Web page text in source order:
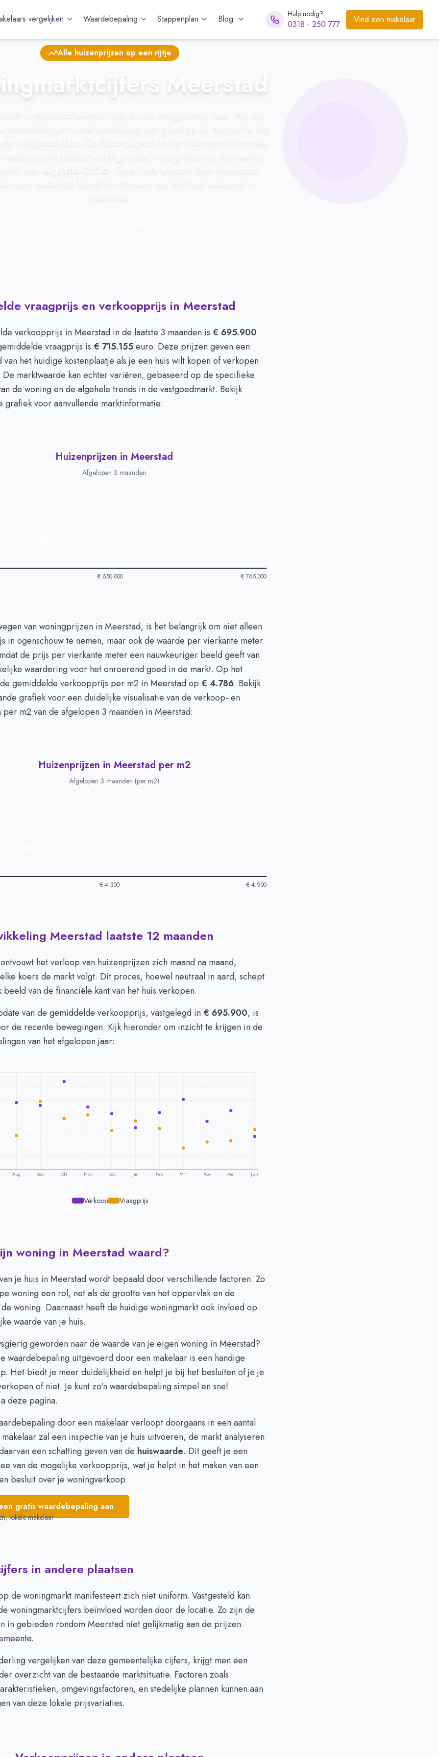
vergelijken Waardebepaling Stappenplan Blog Hulp nodig?
0318 - 250 777 Vind een makelaar
Alle huizenprijzen op een rijtje
Meerstad
augustus 2026
vraagprijs en verkoopprijs in Meerstad
verkoopprijs inMeerstad in de laatste 3 maanden is € 695.900
vraagprijs is € 715.155euro. Deze prijzen geven een
het huidige kostenplaatje als je een huis wilt kopen of verkopen
De marktwaarde kan echter variëren, gebaseerd op de specifieke
de woning en de algehele trends in de vastgoedmarkt. Bekijk
grafiek voor aanvullende marktinformatie:
Huizenprijzen in Meerstad
Afgelopen 3 maanden
€ 650.000 € 765.000
Meerstad-Afgelopen 3 maanden
Bedrag
€ 715.155
€ 695.900
van woningprijzen in Meerstad, is het belangrijk om niet alleen
in ogenschouw te nemen, maar ook de waarde per vierkante meter.
de prijs per vierkante meter een nauwkeuriger beeld geeft van
waardering voor het onroerend goed in de markt. Op het
gemiddelde verkoopprijs per m2 in Meerstad op € 4.786. Bekijk
grafiek voor een duidelijke visualisatie van de verkoop- en
m2 van de afgelopen 3 maanden in Meerstad:
Huizenprijzen in Meerstad per m2
Afgelopen 3 maanden (per m2)
€ 4.300 € 4.900
Meerstad per m2-Afgelopen 3 maanden (per m2)
Type
€ 4.525
euro's
€ 4.786
Meerstad laatste 12 maanden
het verloop van huizenprijzen zich maand na maand,
koers de markt volgt. Dit proces, hoewel neutraal in aard, schept
van de financiële kant van het huis verkopen.
van de gemiddelde verkoopprijs, vastgelegd in € 695.900, is
de recente bewegingen. Kijk hieronder om inzicht te krijgen in de
van het afgelopen jaar:
Aug Sep Okt Nov Dec Jan Feb Mrt Apr Mei Jun
Verkoop Vraagprijs
per maand -Meerstad
Verkoopprijs
€ 743.331
€ 785.370
€ 854.038
€ 780.033
712.861
€ 761.384
740.781 € 720.818
€ 764.401
€ 802.612
€ 739.768
€ 769.773
woning in Meerstad waard?
van je huis in Meerstad wordt bepaald door verschillende factoren. Zo
woning een rol, net als de grootte van het oppervlak en de
woning. Daarnaast heeft de huidige woningmarkt ook invloed op
waarde van je huis.
geworden naar de waarde van je eigen woning in Meerstad?
waardebepaling uitgevoerd door een makelaar is een handige
Het biedt je meer duidelijkheid en helpt je bij het besluiten of je je
of niet. Je kunt zo'n waardebepaling simpel en snel
deze pagina.
door een makelaar verloopt doorgaans in een aantal
zal een inspectie van je huis uitvoeren, de markt analyseren
een schatting geven van de huiswaarde. Dit geeft je een
van de mogelijke verkoopprijs, wat je helpt in het maken van een
besluit over je woningverkoop.
gratis waardebepaling aan
lokale makelaar
in andere plaatsen
de woningmarkt manifesteert zich niet uniform. Vastgesteld kan
woningmarktcijfers beïnvloed worden door de locatie. Zo zijn de
in gebieden rondom Meerstad niet gelijkmatig aan de prijzen
vergelijken van deze gemeentelijke cijfers, krijgt men een
overzicht van de bestaande marktsituatie. Factoren zoals
omgevingsfactoren, en stedelijke plannen kunnen aan
van deze lokale prijsvariaties.